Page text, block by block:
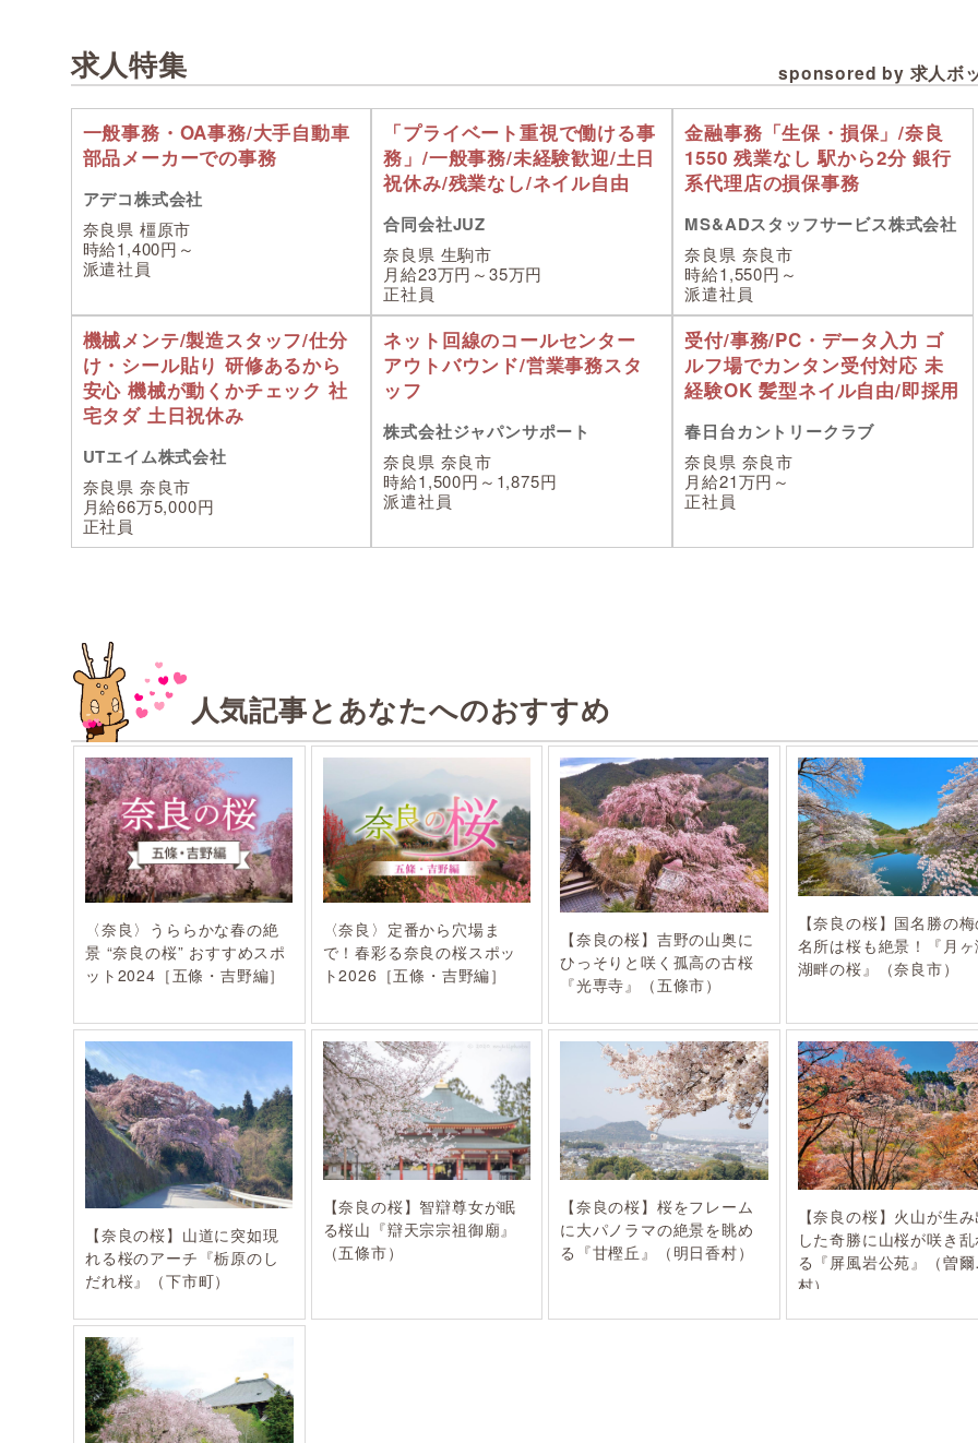
求人特集 sponsored by 求人ボ
一般事務・OA事務/大手自動車
部品メーカーでの事務
アデコ株式会社
奈良県 橿原市
時給1,400円～
派遣社員
「プライベート重視で働ける事
務」/一般事務/未経験歓迎/土日
祝休み/残業なし/ネイル自由
合同会社JUZ
奈良県 生駒市
月給23万円～35万円
正社員
金融事務「生保・損保」/奈良
1550 残業なし 駅から2分 銀行
系代理店の損保事務
MS&ADスタッフサービス株式会社
奈良県 奈良市
時給1,550円～
派遣社員
機械メンテ/製造スタッフ/仕分
け・シール貼り 研修あるから
安心 機械が動くかチェック 社
宅タダ 土日祝休み
UTエイム株式会社
奈良県 奈良市
月給66万5,000円
正社員
ネット回線のコールセンター
アウトバウンド/営業事務スタ
ッフ
株式会社ジャパンサポート
奈良県 奈良市
時給1,500円～1,875円
派遣社員
受付/事務/PC・データ入力 ゴ
ルフ場でカンタン受付対応 未
経験OK 髪型ネイル自由/即採用
春日台カントリークラブ
奈良県 奈良市
月給21万円～
正社員
人気記事とあなたへのおすすめ
〈奈良〉うららかな春の絶
景 “奈良の桜” おすすめスポ
ット2024［五條・吉野編］
〈奈良〉定番から穴場ま
で！春彩る奈良の桜スポッ
ト2026［五條・吉野編］
【奈良の桜】吉野の山奥に
ひっそりと咲く孤高の古桜
『光専寺』（五條市）
【奈良の桜】国名勝の
名所は桜も絶景！『月
湖畔の桜』（奈良市）
【奈良の桜】山道に突如現
れる桜のアーチ『栃原のし
だれ桜』（下市町）
【奈良の桜】智辯尊女が眠
る桜山『辯天宗宗祖御廟』
（五條市）
【奈良の桜】桜をフレーム
に大パノラマの絶景を眺め
る『甘樫丘』（明日香村）
【奈良の桜】火山が生
した奇勝に山桜が咲き
る『屏風岩公苑』（曽爾
村）